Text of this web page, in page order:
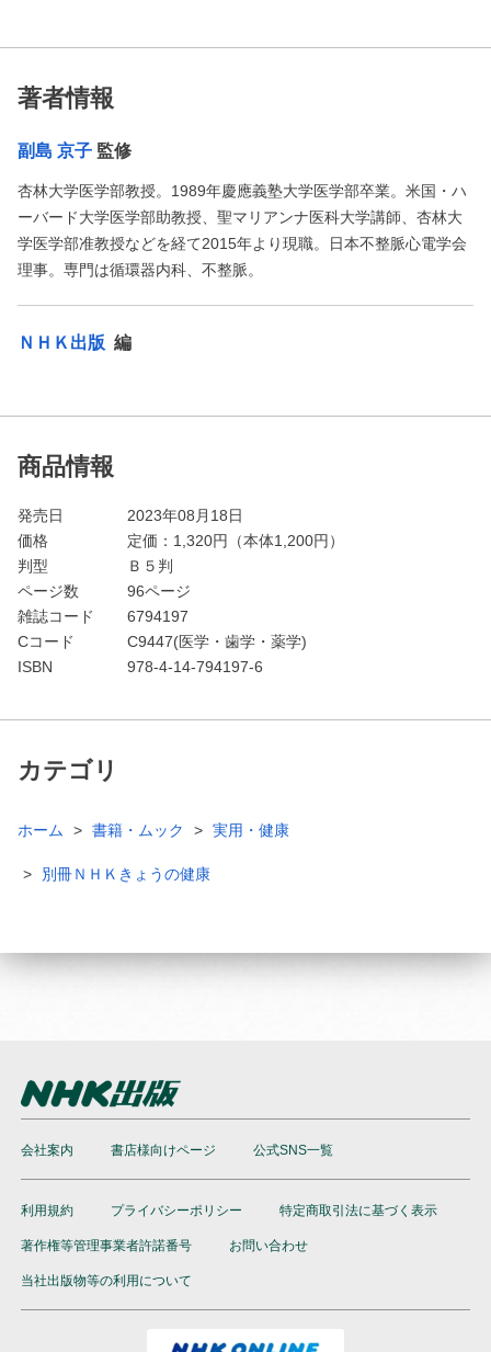
著者情報
副島 京子 監修
杏林大学医学部教授。1989年慶應義塾大学医学部卒業。米国・ハ
ーバード大学医学部助教授、聖マリアンナ医科大学講師、杏林大
学医学部准教授などを経て2015年より現職。日本不整脈心電学会
理事。専門は循環器内科、不整脈。
ＮＨＫ出版 編
商品情報
発売日
2023年08月18日
価格
定価： 1,320円（本体1,200円）
判型
Ｂ５判
ページ数
96ページ
雑誌コード
6794197
Cコード
C9447(医学・歯学・薬学)
ISBN
978-4-14-794197-6
カテゴリ
ホーム 書籍・ムック 実用・健康
別冊ＮＨＫきょうの健康
会社案内 書店様向けページ 公式SNS一覧
利用規約 プライバシーポリシー 特定商取引法に基づく表示
著作権等管理事業者許諾番号 お問い合わせ
当社出版物等の利用について